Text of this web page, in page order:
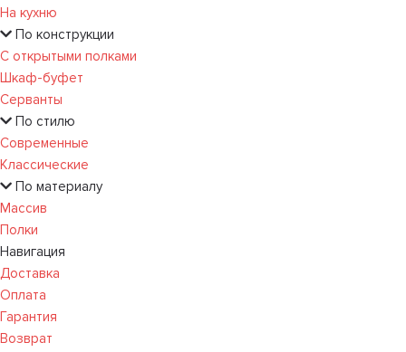
На кухню
По конструкции
С открытыми полками
Шкаф-буфет
Серванты
По стилю
Современные
Классические
По материалу
Массив
Полки
Навигация
Доставка
Оплата
Гарантия
Возврат